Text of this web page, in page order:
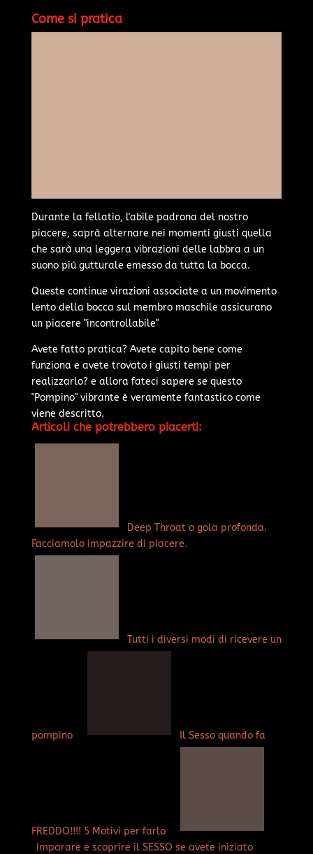
Come si pratica
Durante la fellatio, l'abile padrona del nostro
piacere, saprà alternare nei momenti giusti quella
che sarà una leggera vibrazioni delle labbra a un
suono più gutturale emesso da tutta la bocca.
Queste continue virazioni associate a un movimento
lento della bocca sul membro maschile assicurano
un piacere "incontrollabile"
Avete fatto pratica? Avete capito bene come
funziona e avete trovato i giusti tempi per
realizzarlo? e allora fateci sapere se questo
"Pompino" vibrante è veramente fantastico come
viene descritto.
Articoli che potrebbero piacerti:
Deep Throat o gola profonda.
Facciamolo impazzire di piacere.
Tutti i diversi modi di ricevere un
pompino Il Sesso quando fa
FREDDO!!!! 5 Motivi per farlo
Imparare e scoprire il SESSO se avete iniziato